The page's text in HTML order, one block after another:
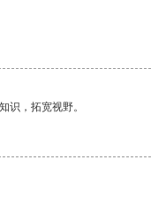
识，拓宽视野。